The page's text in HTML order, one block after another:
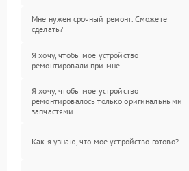
Мне нужен срочный ремонт. Сможете
сделать?
Я хочу, чтобы мое устройство
ремонтировали при мне.
Я хочу, чтобы мое устройство
ремонтировалось только оригинальными
запчастями.
Как я узнаю, что мое устройство готово?